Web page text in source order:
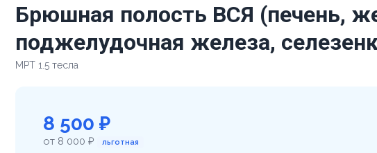
Брюшная полость ВСЯ (печень,
поджелудочная железа,
МРТ 1.5 тесла
8 500 ₽
от 8 000 ₽ льготная